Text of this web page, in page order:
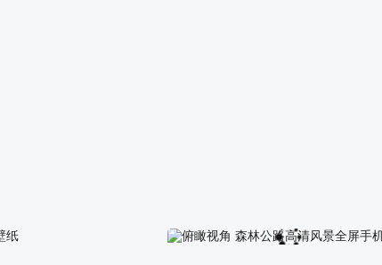
雪山 登雪山的人 风景全屏手机桌面